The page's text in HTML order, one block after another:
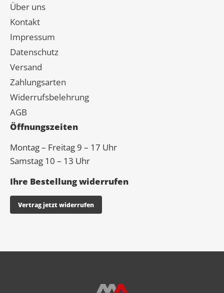
Über uns
Kontakt
Impressum
Datenschutz
Versand
Zahlungsarten
Widerrufsbelehrung
AGB
Öffnungszeiten
Montag – Freitag 9 – 17 Uhr
Samstag 10 – 13 Uhr
Ihre Bestellung widerrufen
Vertrag jetzt widerrufen